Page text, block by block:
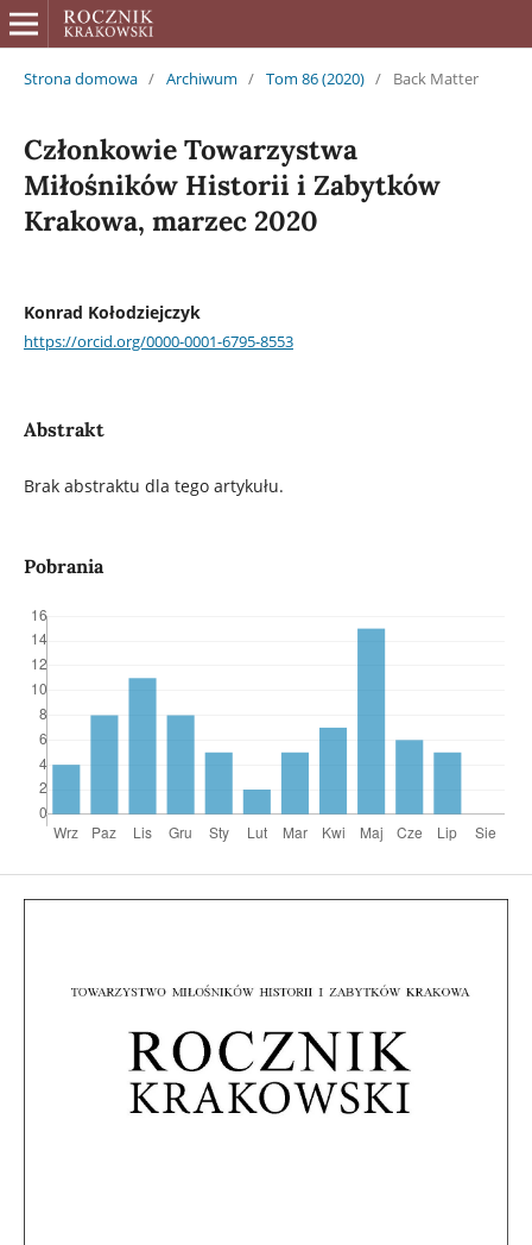
Strona domowa / Archiwum / Tom 86 (2020) / Back Matter
Członkowie Towarzystwa
Miłośników Historii i Zabytków
Krakowa, marzec 2020
Konrad Kołodziejczyk
https://orcid.org/0000-0001-6795-8553
Abstrakt
Brak abstraktu dla tego artykułu.
Pobrania